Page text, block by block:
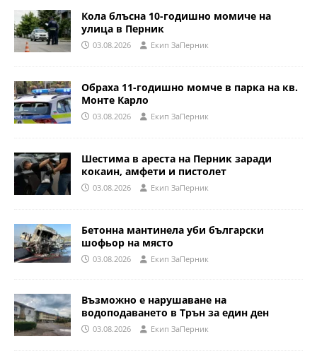
Кола блъсна 10-годишно момиче на
улица в Перник
03.08.2026 Eкип ЗаПерник
Обраха 11-годишно момче в парка на кв.
Монте Карло
03.08.2026 Eкип ЗаПерник
Шестима в ареста на Перник заради
кокаин, амфети и пистолет
03.08.2026 Eкип ЗаПерник
Бетонна мантинела уби български
шофьор на място
03.08.2026 Eкип ЗаПерник
Възможно е нарушаване на
водоподаването в Трън за един ден
03.08.2026 Eкип ЗаПерник